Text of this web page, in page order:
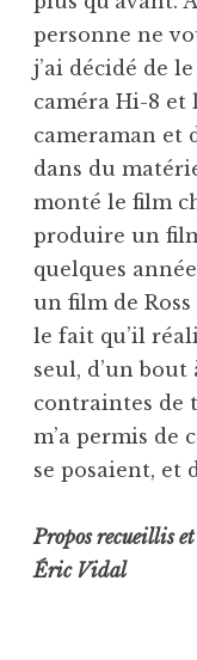
personne ne
j’ai décidé de
caméra Hi-8 et
cameraman et
dans du
monté le film
produire un
quelques
un film de Ross
le fait qu’il
seul, d’un bout
contraintes de
m’a permis de
se posaient, et
Propos recueillis
Éric Vidal